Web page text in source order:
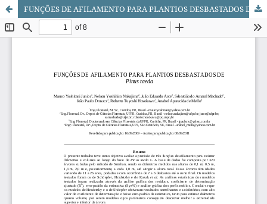
FUNÇÕES DE AFILAMENTO PARA PLANTIOS DESBASTADOS DE Pinus taeda